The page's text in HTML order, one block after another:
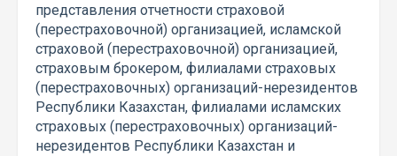
представления отчетности страховой
(перестраховочной) организацией, исламской
страховой (перестраховочной) организацией,
страховым брокером, филиалами страховых
(перестраховочных) организаций-нерезидентов
Республики Казахстан, филиалами исламских
страховых (перестраховочных) организаций-
нерезидентов Республики Казахстан и